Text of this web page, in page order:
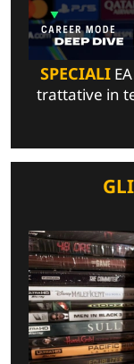
SPECIALI
trattative in